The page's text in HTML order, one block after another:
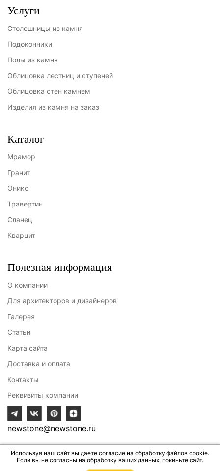
Услуги
Столешницы из камня
Подоконники
Полы из камня
Облицовка лестниц и ступеней
Облицовка стен камнем
Изделия из камня на заказ
Каталог
Мрамор
Гранит
Оникс
Травертин
Сланец
Кварцит
Полезная информация
О компании
Для архитекторов и дизайнеров
Галерея
Статьи
Карта сайта
Доставка и оплата
Контакты
Реквизиты компании
newstone@newstone.ru
Разработка сайта - ИВИТ
Используя наш сайт вы даете согласие на обработку файлов cookie.
Если вы не согласны на обработку ваших данных, покиньте сайт.